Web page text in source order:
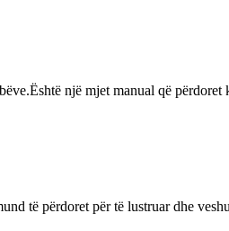
një mjet manual që
të përdoret për të lustruar dhe